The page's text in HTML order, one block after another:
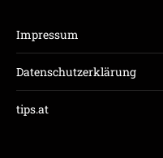
Impressum
Datenschutzerklärung
tips.at